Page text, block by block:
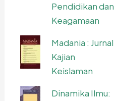
Pendidikan dan
Keagamaan
Madania : Jurnal
Kajian
Keislaman
Dinamika Ilmu: